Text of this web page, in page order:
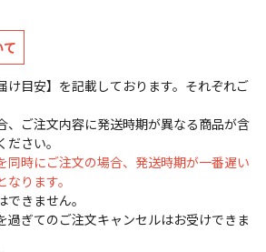
け目安】を記載しております。それぞれご
、ご注文内容に発送時期が異なる商品が含
さい。
同時にご注文の場合、発送時期が一番遅い
ります。
きません。
ぎてのご注文キャンセルはお受けできま